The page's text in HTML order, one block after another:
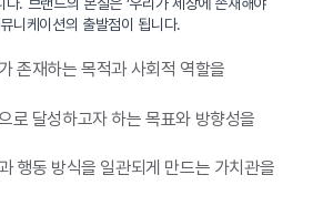
니케이션의 출발점이 됩니다.
존재하는 목적과 사회적 역할을
로 달성하고자 하는 목표와 방향성을
행동 방식을 일관되게 만드는 가치관을